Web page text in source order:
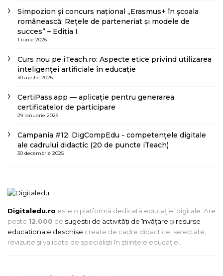
Simpozion și concurs național „Erasmus+ în școala
românească: Rețele de parteneriat și modele de
succes” – Ediția I
1 iunie 2026
Curs nou pe iTeach.ro: Aspecte etice privind utilizarea
inteligenței artificiale în educație
30 aprilie 2026
CertiPass.app — aplicație pentru generarea
certificatelor de participare
29 ianuarie 2026
Campania #12: DigCompEdu - competențele digitale
ale cadrului didactic (20 de puncte iTeach)
30 decembrie 2025
Digitaledu.ro este o platformă dedicată educației digitale. Are
peste 12.000 de sugestii de activități de învățare și resurse
educaționale deschise create de cadre didactice, selectate,
revizuite și validate de specialiști în științele educației.